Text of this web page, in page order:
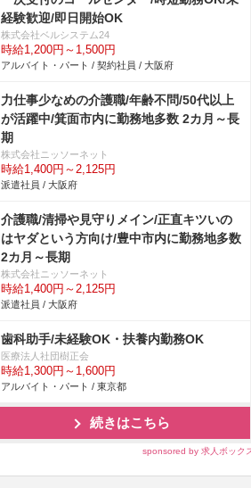
経験歓迎/即日開始OK
株式会社ベルシステム24
時給1,200円～1,500円
アルバイト・パート / 契約社員 / 大阪府
力仕事少なめの介護職/年齢不問/50代以上
が活躍中/箕面市内に勤務地多数 2カ月～長
期
株式会社ニッソーネット
時給1,400円～2,125円
派遣社員 / 大阪府
介護職/清掃や見守りメイン/正直キツいの
はヤダという方向け/豊中市内に勤務地多数
2カ月～長期
株式会社ニッソーネット
時給1,400円～2,125円
派遣社員 / 大阪府
歯科助手/未経験OK・扶養内勤務OK
医療法人社団樹正会
時給1,300円～1,600円
アルバイト・パート / 東京都
続きはこちら
sponsored by 求人ボック